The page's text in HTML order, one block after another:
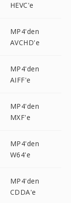
HEVC'e
MP4'den
AVCHD'e
MP4'den
AIFF'e
MP4'den
MXF'e
MP4'den
W64'e
MP4'den
CDDA'e